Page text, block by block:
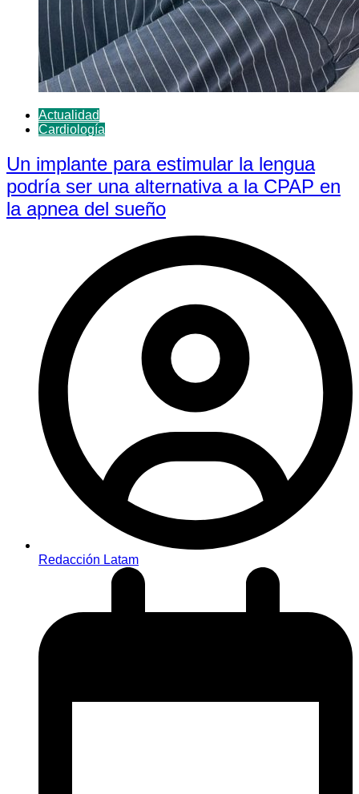
Actualidad
Cardiología
Un implante para estimular la lengua
podría ser una alternativa a la CPAP en
la apnea del sueño
Redacción Latam